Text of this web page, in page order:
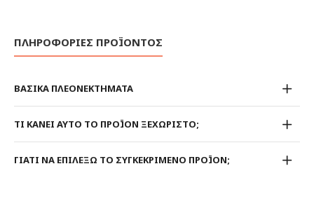
ΠΛΗΡΟΦΟΡΙΕΣ ΠΡΟΪΟΝΤΟΣ
ΒΑΣΙΚΑ ΠΛΕΟΝΕΚΤΗΜΑΤΑ
ΤΙ ΚΑΝΕΙ ΑΥΤΟ ΤΟ ΠΡΟΪΟΝ ΞΕΧΩΡΙΣΤΟ;
ΓΙΑΤΙ ΝΑ ΕΠΙΛΕΞΩ ΤΟ ΣΥΓΚΕΚΡΙΜΕΝΟ ΠΡΟΪΟΝ;